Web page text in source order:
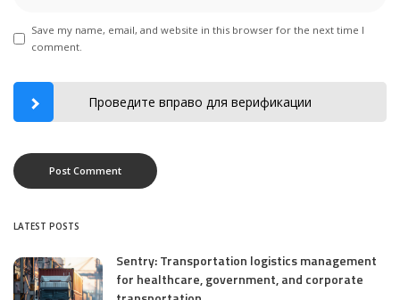
Save my name, email, and website in this browser for the next time I
comment.
Проведите вправо для верификации
LATEST POSTS
Sentry: Transportation logistics management
for healthcare, government, and corporate